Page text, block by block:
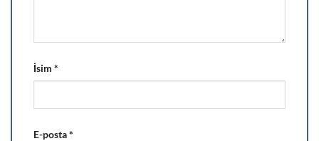
İsim *
E-posta*